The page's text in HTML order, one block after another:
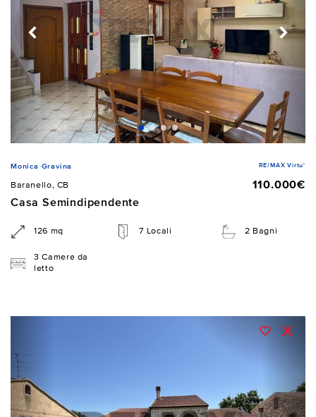
Monica Gravina RE/MAX Virtu'
Baranello, CB
110.000€
Casa Semindipendente
126 mq 7 Locali 2 Bagni
3 Camere da
letto